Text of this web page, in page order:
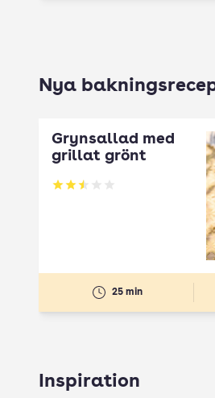
Nya
Grynsallad med
grillat grönt
Betyg: 2.5 av 5
25 min
Inspiration